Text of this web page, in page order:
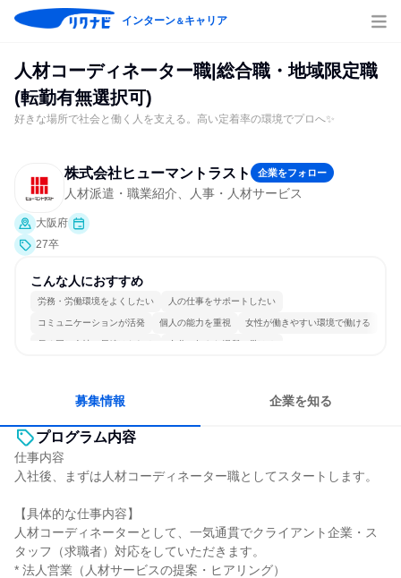
インターン＆キャリア
人材コーディネーター職|総合職・地域限定職
(転勤有無選択可)
好きな場所で社会と働く人を支える。高い定着率の環境でプロへ✨
株式会社ヒューマントラスト 企業をフォロー
人材派遣・職業紹介、人事・人材サービス
大阪府
27卒
こんな人におすすめ
労務・労働環境をよくしたい 人の仕事をサポートしたい
コミュニケーションが活発 個人の能力を重視 女性が働きやすい環境で働ける
長く同じ会社に居続けられる 自分の好きな場所で働ける
募集情報 企業を知る
プログラム内容
仕事内容
入社後、まずは人材コーディネーター職としてスタートします。
【具体的な仕事内容】
人材コーディネーターとして、一気通貫でクライアント企業・ス
タッフ（求職者）対応をしていただきます。
* 法人営業（人材サービスの提案・ヒアリング）